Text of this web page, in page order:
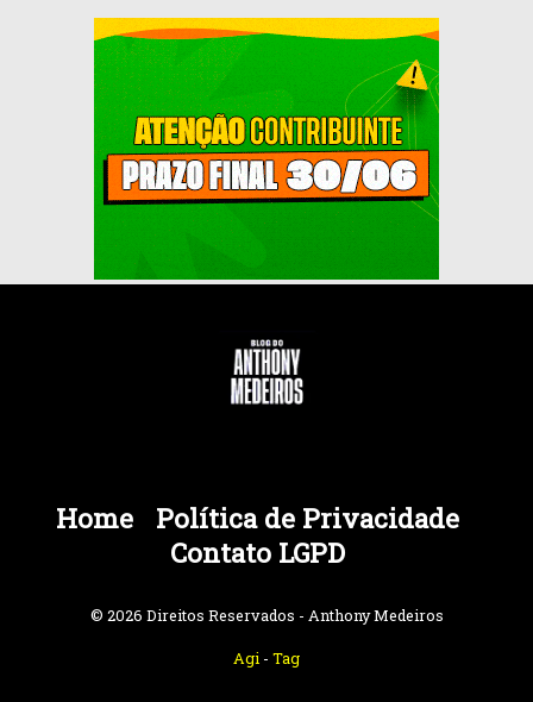
Home
Política de Privacidade
Contato LGPD
© 2026 Direitos Reservados - Anthony Medeiros
Agi - Tag